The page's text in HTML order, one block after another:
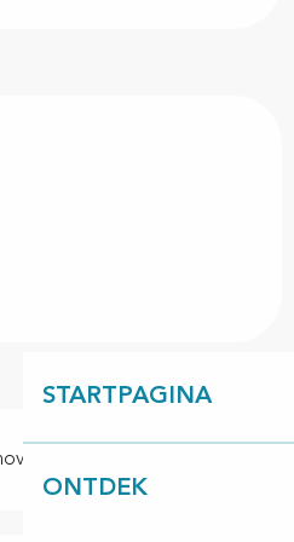
STARTPAGINA
ONTDEK
2026